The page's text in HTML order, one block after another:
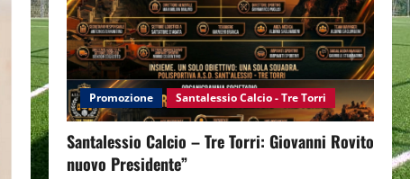
Promozione Santalessio Calcio - Tre Torri
Santalessio Calcio – Tre Torri: Giovanni Rovito
nuovo Presidente”